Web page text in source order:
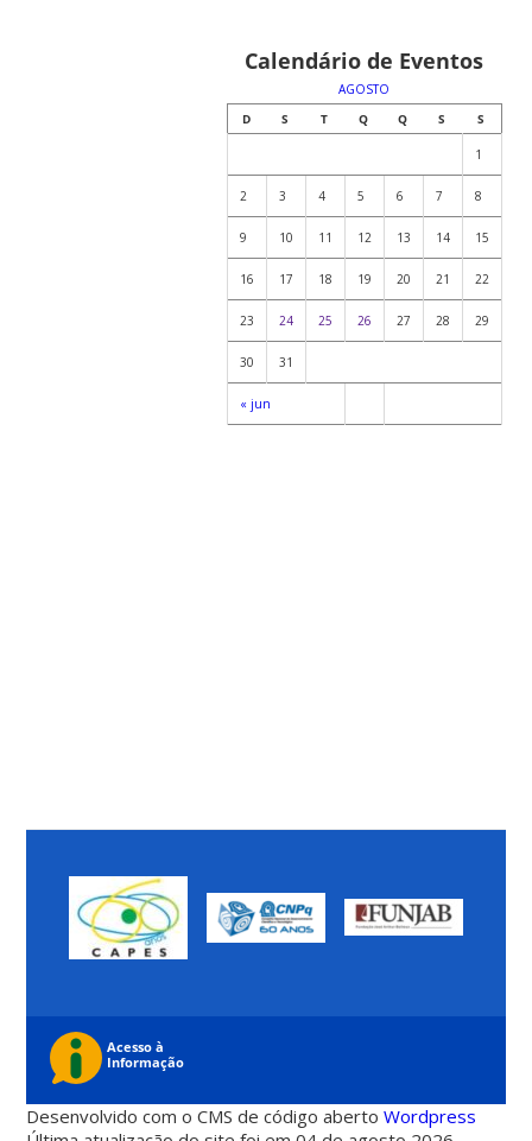
Calendário de Eventos
AGOSTO
D
S T Q Q S S
« jun
1
2 3 4 5 6 7 8
9 10 11 12 13 14 15
16 17 18 19 20 21 22
23 24 25 26 27 28 29
30 31
Desenvolvido com o CMS de código abertoWordpress